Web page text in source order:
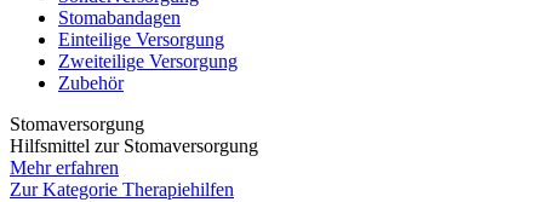
Stomabandagen
Einteilige Versorgung
Zweiteilige Versorgung
Zubehör
Stomaversorgung
Hilfsmittel zur Stomaversorgung
Mehr erfahren
Zur Kategorie Therapiehilfen